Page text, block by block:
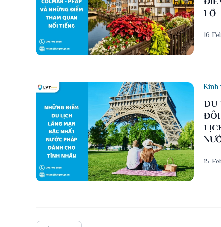
LỠ
16
Kinh
DU
ĐÔI
15